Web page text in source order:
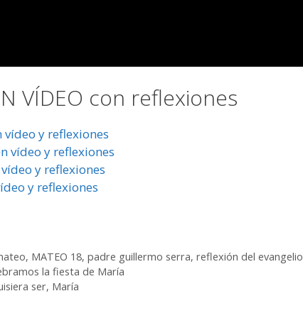
VÍDEO con reflexiones
vídeo y reflexiones
vídeo y reflexiones
y reflexiones
y reflexiones
, MATEO 18,padre guillermo serra,reflexión del evangelio
la fiesta de María
ser, María